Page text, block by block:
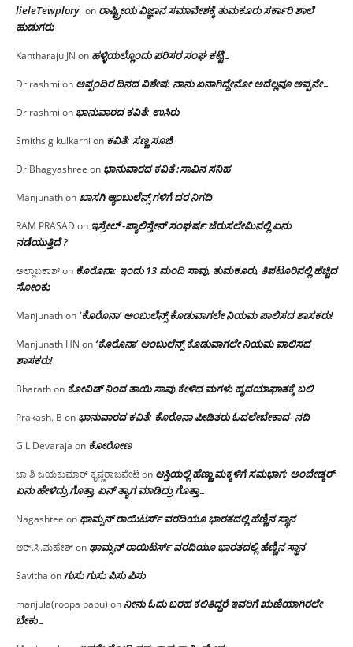
lieleTewplory on ರಾಷ್ಟ್ರೀಯ ವಿಜ್ಞಾನ ಸಮಾವೇಶಕ್ಕೆ‌ ತುಮಕೂರು ಸರ್ಕಾರಿ ಶಾಲೆ
ಹುಡುಗರು
Kantharaju JN on ಹಳ್ಳಿಯಲ್ಲೊಂದು ಪರಿಸರ ಸಂಘ ಕಟ್ಟಿ…
Dr rashmi on ಅಪ್ಪಂದಿರ ದಿನದ ವಿಶೇಷ: ನಾನು ಏನಾಗಿದ್ದೇನೋ‌ ಅದೆಲ್ಲವೂ ಅಪ್ಪನೇ…
Dr rashmi on ಭಾನುವಾರದ ಕವಿತೆ: ಉಸಿರು
Smiths g kulkarni on ಕವಿತೆ: ಸಣ್ಣ ಸೂಜಿ
Dr Bhagyashree on ಭಾನುವಾರದ ಕವಿತೆ :ಸಾವಿನ ಸನಿಹ
Manjunathonಖಾಸಗಿ ಆ್ಯಂಬುಲೆನ್ಸ್ ಗಳಿಗೆ ದರ ನಿಗದಿ
RAM PRASAD on ಇಸ್ರೇಲ್ -ಪ್ಯಾಲಿಸ್ತೇನ್ ಸಂಘರ್ಷ:ಜೆರುಸಲೇಮಿನಲ್ಲಿ ಏನು
ನಡೆಯುತ್ತಿದೆ ?
ಅಲ್ಲಾಬಕಾಶ್on ಕೊರೊನಾ: ಇಂದು 13 ಮಂದಿ ಸಾವು, ತುಮಕೂರು, ತಿಪಟೂರಿನಲ್ಲಿ ಹೆಚ್ಚಿದ
ಸೋಂಕು
Manjunathon ‘ಕೊರೊನಾ’ ಅಂಬುಲೆನ್ಸ್ ಕೊಡುವಾಗಲೇ ನಿಯಮ ಪಾಲಿಸದ ಶಾಸಕರು!
Manjunath HN on ‘ಕೊರೊನಾ’ ಅಂಬುಲೆನ್ಸ್ ಕೊಡುವಾಗಲೇ ನಿಯಮ ಪಾಲಿಸದ
ಶಾಸಕರು!
Bharathon ಕೋವಿಡ್ ನಿಂದ ತಾಯಿ ಸಾವು ಕೇಳಿದ ಮಗಳು ಹೃದಯಾಘಾತಕ್ಕೆ ಬಲಿ
Prakash. B on ಭಾನುವಾರದ ಕವಿತೆ: ಕೊರೊನಾ ಪೀಡಿತರು ಓದಲೇಬೇಕಾದ- ನದಿ
G L Devaraja on ಕೋರೋಣ
ಚಾ ಶಿ ಜಯಕುಮಾರ್ ಕೃಷ್ಣರಾಜಪೇಟೆon ಆಸ್ತಿಯಲ್ಲಿ ಹೆಣ್ಣು ಮಕ್ಕಳಿಗೆ ಸಮಭಾಗ; ಅಂಬೇಡ್ಕರ್
ಏನು ಹೇಳಿದ್ರು ಗೊತ್ತಾ, ಏನ್ ತ್ಯಾಗ ಮಾಡಿದ್ರು ಗೊತ್ತಾ…
Nagashtee on ಥಾಮ್ಸನ್ ರಾಯಿಟರ್ಸ್ ವರದಿಯೂ ಭಾರತದಲ್ಲಿ ಹೆಣ್ಣಿನ ಸ್ಥಾನ‌
ಆರ್.ಸಿ.ಮಹೇಶ್on ಥಾಮ್ಸನ್ ರಾಯಿಟರ್ಸ್ ವರದಿಯೂ ಭಾರತದಲ್ಲಿ ಹೆಣ್ಣಿನ ಸ್ಥಾನ‌
Savitha onಗುಸು ಗುಸು ಪಿಸು ಪಿಸು
manjula(roopa babu) on ನೀನು ಓದು ಬರಹ ಕಲಿತಿದ್ದರೆ ಇವರಿಗೆ ಋಣಿಯಾಗಿರಲೇ
ಬೇಕು…